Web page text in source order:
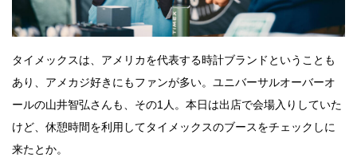
タイメックスは、アメリカを代表する時計ブランドということも
あり、アメカジ好きにもファンが多い。ユニバーサルオーバーオ
ールの山井智弘さんも、その1人。本日は出店で会場入りしていた
けど、休憩時間を利用してタイメックスのブースをチェックしに
来たとか。